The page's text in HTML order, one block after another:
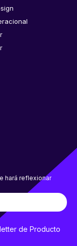
hará reflexionar
de Producto